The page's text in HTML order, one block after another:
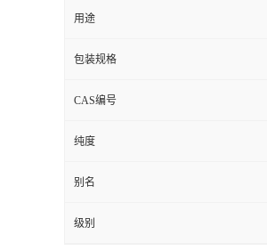
用途
包装规格
CAS编号
纯度
别名
级别